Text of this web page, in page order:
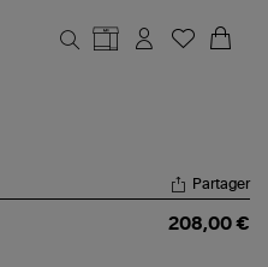
Partager
208,00 €